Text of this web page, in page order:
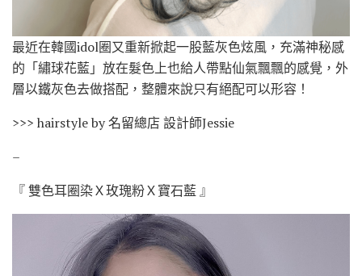
最近在韓國idol圈又重新掀起一股藍灰色炫風，充滿神秘感
的「繡球花藍」放在髮色上也給人帶點仙氣飄飄的感覺，外
層以鐵灰色去做搭配，整體來說只有絕配可以形容！
>>> hairstyle by 名留總店 設計師Jessie
–
『 雙色耳圈染Ｘ玫瑰粉Ｘ寶石藍 』